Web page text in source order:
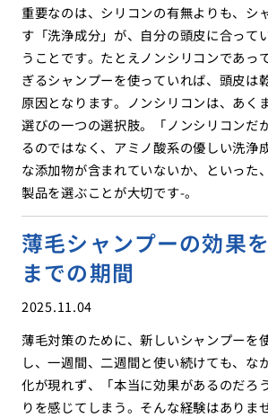
重要なのは、シリコンの有無よりも、シ
す「洗浄成分」が、自分の頭皮に合って
うことです。たとえノンシリコンであっ
ぎるシャンプーを使っていれば、頭皮は
原因となります。ノンシリコンは、あく
選びの一つの選択肢。「ノンシリコンだ
るのではなく、アミノ酸系の優しい洗浄
な添加物が含まれていないか、といった
製品を選ぶことが大切です-。
薄毛シャンプーの効果
までの期間
2025.11.04
薄毛対策のために、新しいシャンプーを
し、一週間、二週間と使い続けても、な
化が現れず、「本当に効果があるのだろ
りを感じてしまう。そんな経験はありま